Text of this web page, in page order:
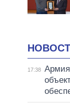
17:38